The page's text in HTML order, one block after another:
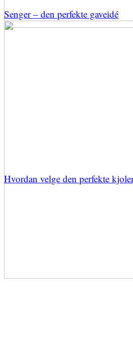
Senger – den perfekte gaveidé
Hvordan velge den perfekte